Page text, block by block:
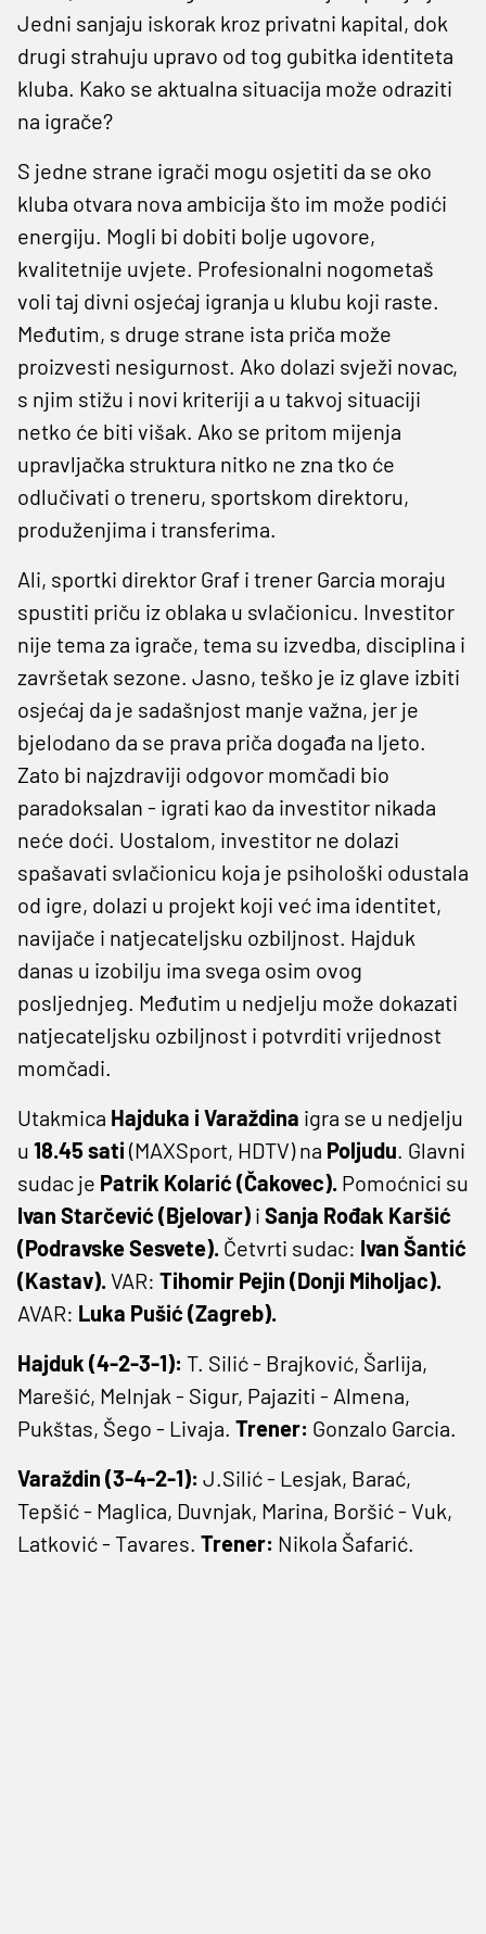
Jedni sanjaju iskorak kroz privatni kapital, dok
drugi strahuju upravo od tog gubitka identiteta
kluba. Kako se aktualna situacija može odraziti
na igrače?
S jedne strane igrači mogu osjetiti da se oko
kluba otvara nova ambicija što im može podići
energiju. Mogli bi dobiti bolje ugovore,
kvalitetnije uvjete. Profesionalni nogometaš
voli taj divni osjećaj igranja u klubu koji raste.
Međutim, s druge strane ista priča može
proizvesti nesigurnost. Ako dolazi svježi novac,
s njim stižu i novi kriteriji a u takvoj situaciji
netko će biti višak. Ako se pritom mijenja
upravljačka struktura nitko ne zna tko će
odlučivati o treneru, sportskom direktoru,
produženjima i transferima.
Ali, sportki direktor Graf i trener Garcia moraju
spustiti priču iz oblaka u svlačionicu. Investitor
nije tema za igrače, tema su izvedba, disciplina i
završetak sezone. Jasno, teško je iz glave izbiti
osjećaj da je sadašnjost manje važna, jer je
bjelodano da se prava priča događa na ljeto.
Zato bi najzdraviji odgovor momčadi bio
paradoksalan - igrati kao da investitor nikada
neće doći. Uostalom, investitor ne dolazi
spašavati svlačionicu koja je psihološki odustala
od igre, dolazi u projekt koji već ima identitet,
navijače i natjecateljsku ozbiljnost. Hajduk
danas u izobilju ima svega osim ovog
posljednjeg. Međutim u nedjelju može dokazati
natjecateljsku ozbiljnost i potvrditi vrijednost
momčadi.
Utakmica Hajduka i Varaždina igra se u nedjelju
u 18.45 sati (MAXSport, HDTV) na Poljudu. Glavni
sudac je Patrik Kolarić (Čakovec). Pomoćnici su
Ivan Starčević (Bjelovar) i Sanja Rođak Karšić
(Podravske Sesvete). Četvrti sudac: Ivan Šantić
(Kastav).VAR: Tihomir Pejin (Donji Miholjac).
AVAR: Luka Pušić (Zagreb).
Hajduk (4-2-3-1): T. Silić - Brajković, Šarlija,
Marešić, Melnjak - Sigur, Pajaziti - Almena,
Pukštas, Šego - Livaja. Trener: Gonzalo Garcia.
Varaždin (3-4-2-1): J.Silić - Lesjak, Barać,
Tepšić - Maglica, Duvnjak, Marina, Boršić - Vuk,
Latković - Tavares. Trener: Nikola Šafarić.